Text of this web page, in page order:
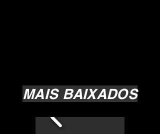
MAIS BAIXADOS